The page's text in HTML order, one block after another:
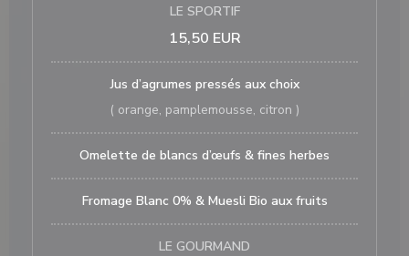
LE SPORTIF
15,50 EUR
Jus d’agrumes pressés aux choix
( orange, pamplemousse, citron )
Omelette de blancs d’œufs & fines herbes
Fromage Blanc 0% & Muesli Bio aux fruits
LE GOURMAND